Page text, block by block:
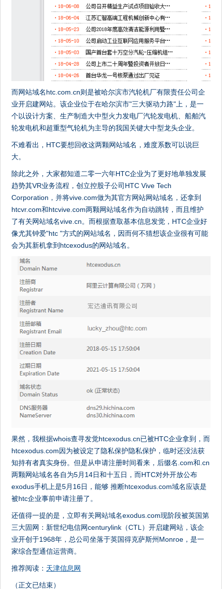
而网站域名htc.com.cn则是被哈尔滨市汽轮机厂有限责任公司企
业开启建网站。该企业位于在哈尔滨市"三大驱动力路"上，是一
个以设计方案、生产制造大中型火力发电厂汽轮发电机、船舶汽
轮发电机和超重型气轮机为主导的我国关键大中型龙头企业。
不难看出，HTC要想回收这两颗网站域名，难度系数可以说巨
大。
除此之外，大家都知道二零一六年HTC企业为了更好地单独发展
趋势其VR业务流程，创立控股子公司HTC Vive Tech
Corporation，并将vive.com做为其官方网站网站域名，还拿到
htcvr.com和htcvive.com两颗网站域名作为自动跳转，而且维护
了有关网站域名vive.cn。而根据查取基本信息发觉，HTC企业好
像尤其钟爱"htc "方式的网站域名，因而何不猜想该企业很有可能
会为其新机拿到htcexodus的网站域名。
果然，我根据whois查寻发觉htcexodus.cn已被HTC企业拿到，而
htcexodus.com因为被设定了隐私保护隐私保护，临时还没法获
知持有者真实身份。但是从申请注册时间看来，后缀名.com和.cn
两颗网站域名各自为5月14日和十五日，而HTC对外开放公布
exodus手机上是5月16日，能够 推断htcexodus.com域名应该是
被htc企业事前申请注册了。
还值得一提的是，立即有关网站域名exodus.com现阶段被英国第
三大固网：新世纪电信网centurylink（CTL）开启建网站，该企
业开创于1968年，总公司坐落于英国得克萨斯州Monroe，是一
家综合型通信运营商。
推荐阅读： 天津信息网
（正文已结束）